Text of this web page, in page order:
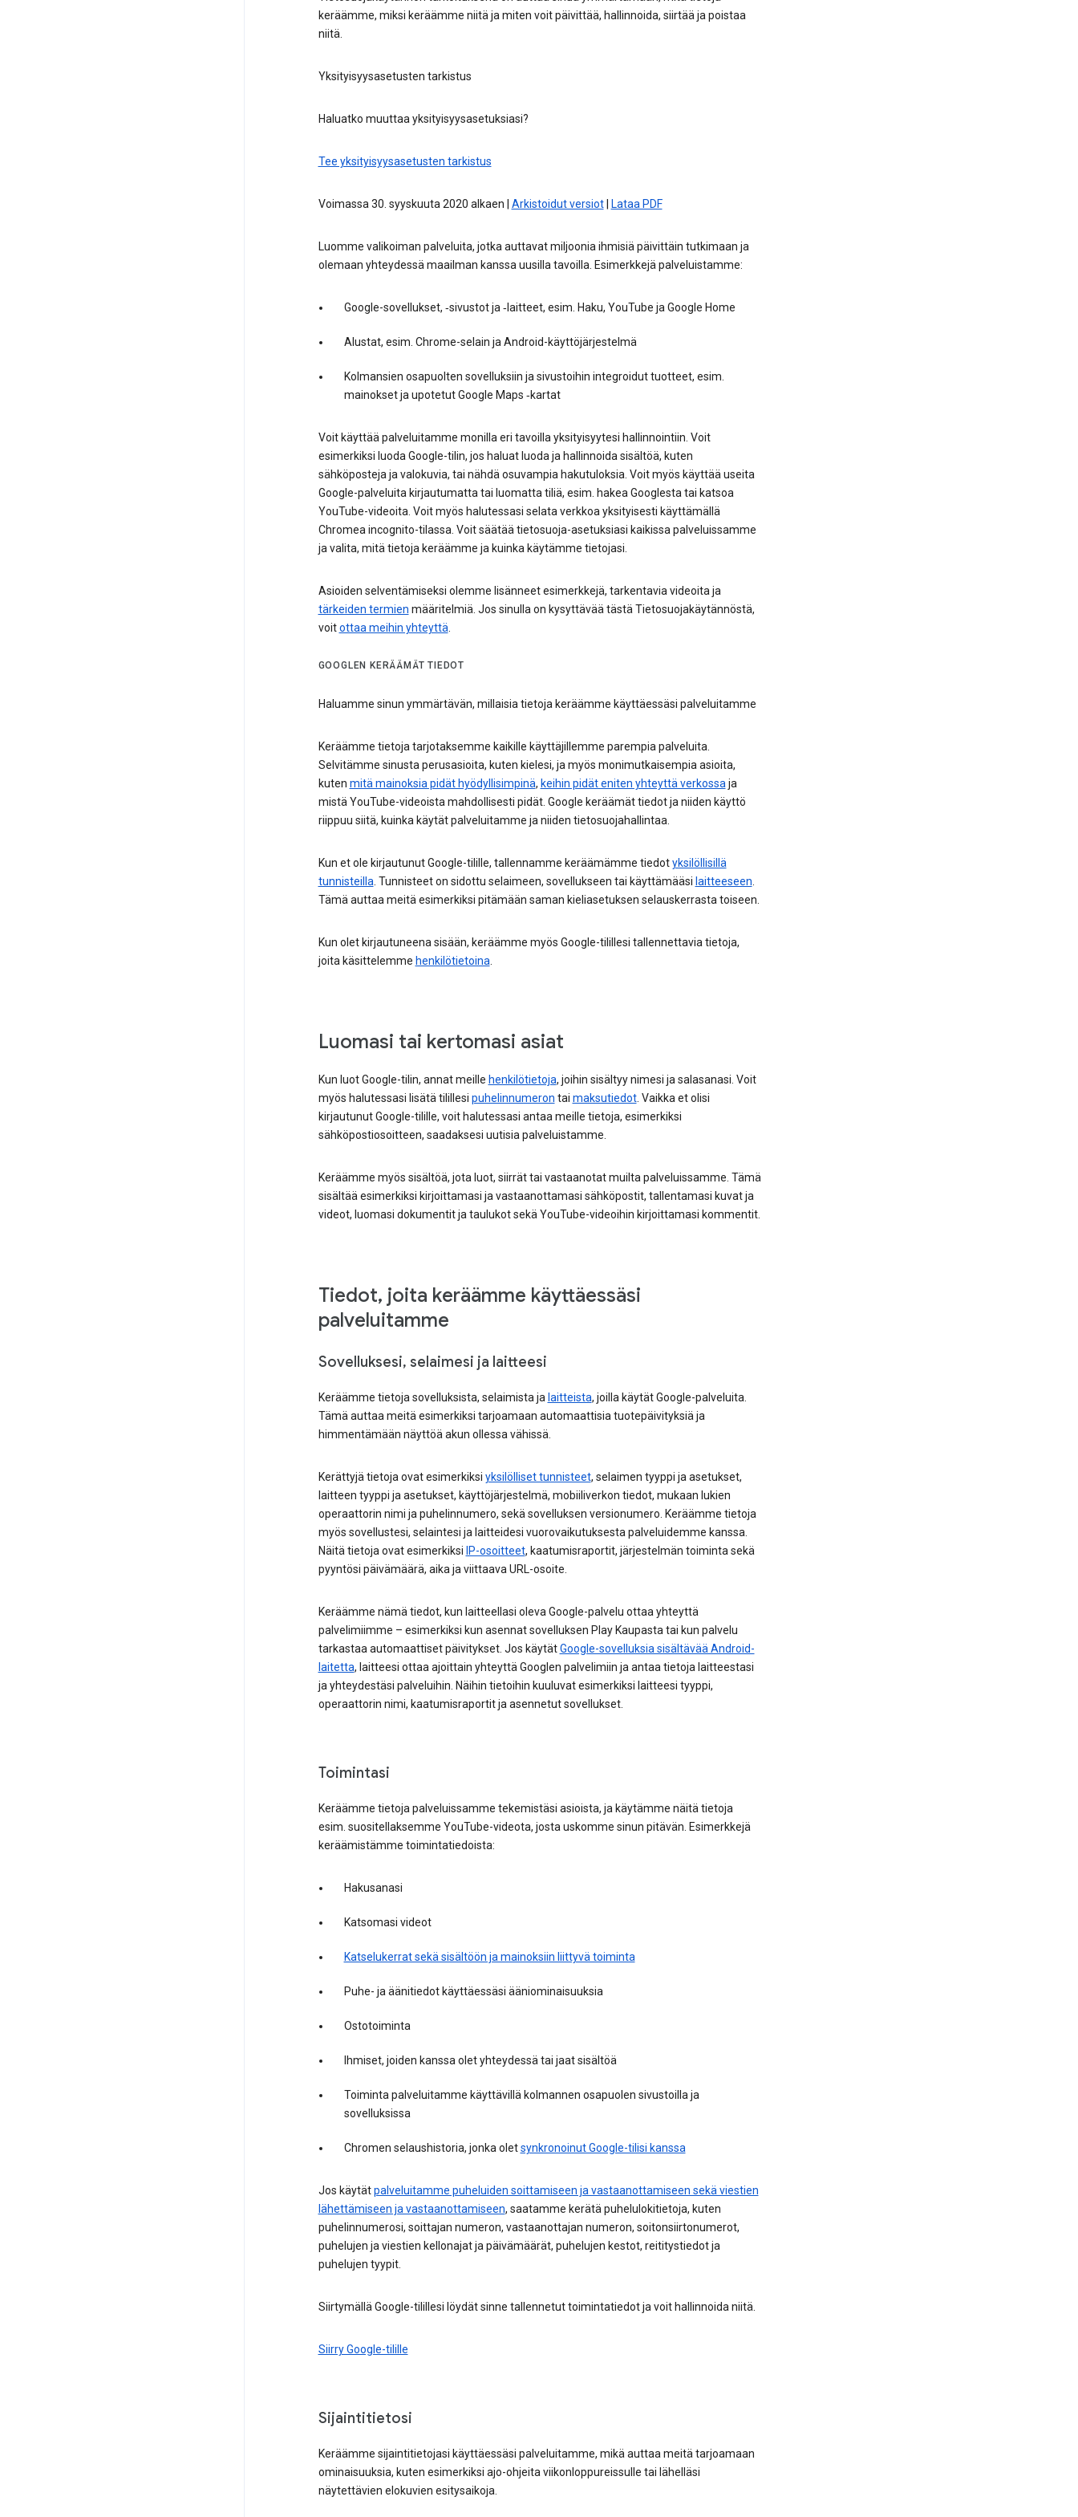
keräämme, miksi keräämme niitä ja miten voit päivittää, hallinnoida, siirtää ja poistaa
niitä.
Yksityisyysasetusten tarkistus
Haluatko muuttaa yksityisyysasetuksiasi?
Tee yksityisyysasetusten tarkistus
Voimassa 30. syyskuuta 2020 alkaen | Arkistoidut versiot| Lataa PDF
Luomme valikoiman palveluita, jotka auttavat miljoonia ihmisiä päivittäin tutkimaan ja
olemaan yhteydessä maailman kanssa uusilla tavoilla. Esimerkkejä palveluistamme:
Google-sovellukset, ‑sivustot ja ‑laitteet, esim. Haku, YouTube ja Google Home
Alustat, esim. Chrome-selain ja Android-käyttöjärjestelmä
Kolmansien osapuolten sovelluksiin ja sivustoihin integroidut tuotteet, esim.
mainokset ja upotetut Google Maps ‑kartat
Voit käyttää palveluitamme monilla eri tavoilla yksityisyytesi hallinnointiin. Voit
esimerkiksi luoda Google-tilin, jos haluat luoda ja hallinnoida sisältöä, kuten
sähköposteja ja valokuvia, tai nähdä osuvampia hakutuloksia. Voit myös käyttää useita
Google-palveluita kirjautumatta tai luomatta tiliä, esim. hakea Googlesta tai katsoa
YouTube-videoita. Voit myös halutessasi selata verkkoa yksityisesti käyttämällä
Chromea incognito-tilassa. Voit säätää tietosuoja-asetuksiasi kaikissa palveluissamme
ja valita, mitä tietoja keräämme ja kuinka käytämme tietojasi.
Asioiden selventämiseksi olemme lisänneet esimerkkejä, tarkentavia videoita ja
tärkeiden termien määritelmiä. Jos sinulla on kysyttävää tästä Tietosuojakäytännöstä,
voitottaa meihin yhteyttä.
GOOGLEN KERÄÄMÄT TIEDOT
Haluamme sinun ymmärtävän, millaisia tietoja keräämme käyttäessäsi palveluitamme
Keräämme tietoja tarjotaksemme kaikille käyttäjillemme parempia palveluita.
Selvitämme sinusta perusasioita, kuten kielesi, ja myös monimutkaisempia asioita,
kuten mitä mainoksia pidät hyödyllisimpinä, keihin pidät eniten yhteyttä verkossaja
mistä YouTube-videoista mahdollisesti pidät. Google keräämät tiedot ja niiden käyttö
riippuu siitä, kuinka käytät palveluitamme ja niiden tietosuojahallintaa.
Kun et ole kirjautunut Google-tilille, tallennamme keräämämme tiedotyksilöllisillä
tunnisteilla. Tunnisteet on sidottu selaimeen, sovellukseen tai käyttämääsi laitteeseen.
Tämä auttaa meitä esimerkiksi pitämään saman kieliasetuksen selauskerrasta toiseen.
Kun olet kirjautuneena sisään, keräämme myös Google-tilillesi tallennettavia tietoja,
joita käsittelemme henkilötietoina.
Luomasi tai kertomasi asiat
Kun luot Google-tilin, annat meille henkilötietoja, joihin sisältyy nimesi ja salasanasi. Voit
myös halutessasi lisätä tilillesi puhelinnumeron tai maksutiedot. Vaikka et olisi
kirjautunut Google-tilille, voit halutessasi antaa meille tietoja, esimerkiksi
sähköpostiosoitteen, saadaksesi uutisia palveluistamme.
Keräämme myös sisältöä, jota luot, siirrät tai vastaanotat muilta palveluissamme. Tämä
sisältää esimerkiksi kirjoittamasi ja vastaanottamasi sähköpostit, tallentamasi kuvat ja
videot, luomasi dokumentit ja taulukot sekä YouTube-videoihin kirjoittamasi kommentit.
Tiedot, joita keräämme käyttäessäsi
palveluitamme
Sovelluksesi, selaimesi ja laitteesi
Keräämme tietoja sovelluksista, selaimista ja laitteista, joilla käytät Google-palveluita.
Tämä auttaa meitä esimerkiksi tarjoamaan automaattisia tuotepäivityksiä ja
himmentämään näyttöä akun ollessa vähissä.
Kerättyjä tietoja ovat esimerkiksi yksilölliset tunnisteet, selaimen tyyppi ja asetukset,
laitteen tyyppi ja asetukset, käyttöjärjestelmä, mobiiliverkon tiedot, mukaan lukien
operaattorin nimi ja puhelinnumero, sekä sovelluksen versionumero. Keräämme tietoja
myös sovellustesi, selaintesi ja laitteidesi vuorovaikutuksesta palveluidemme kanssa.
Näitä tietoja ovat esimerkiksi IP-osoitteet, kaatumisraportit, järjestelmän toiminta sekä
pyyntösi päivämäärä, aika ja viittaava URL-osoite.
Keräämme nämä tiedot, kun laitteellasi oleva Google-palvelu ottaa yhteyttä
palvelimiimme – esimerkiksi kun asennat sovelluksen Play Kaupasta tai kun palvelu
tarkastaa automaattiset päivitykset. Jos käytätGoogle-sovelluksia sisältävää Android-
laitetta, laitteesi ottaa ajoittain yhteyttä Googlen palvelimiin ja antaa tietoja laitteestasi
ja yhteydestäsi palveluihin. Näihin tietoihin kuuluvat esimerkiksi laitteesi tyyppi,
operaattorin nimi, kaatumisraportit ja asennetut sovellukset.
Toimintasi
Keräämme tietoja palveluissamme tekemistäsi asioista, ja käytämme näitä tietoja
esim. suositellaksemme YouTube-videota, josta uskomme sinun pitävän. Esimerkkejä
keräämistämme toimintatiedoista:
Hakusanasi
Katsomasi videot
Katselukerrat sekä sisältöön ja mainoksiin liittyvä toiminta
Puhe- ja äänitiedot käyttäessäsi ääniominaisuuksia
Ostotoiminta
Ihmiset, joiden kanssa olet yhteydessä tai jaat sisältöä
Toiminta palveluitamme käyttävillä kolmannen osapuolen sivustoilla ja
sovelluksissa
Chromen selaushistoria, jonka oletsynkronoinut Google-tilisi kanssa
Jos käytätpalveluitamme puheluiden soittamiseen ja vastaanottamiseen sekä viestien
lähettämiseen ja vastaanottamiseen, saatamme kerätä puhelulokitietoja, kuten
puhelinnumerosi, soittajan numeron, vastaanottajan numeron, soitonsiirtonumerot,
puhelujen ja viestien kellonajat ja päivämäärät, puhelujen kestot, reititystiedot ja
puhelujen tyypit.
Siirtymällä Google-tilillesi löydät sinne tallennetut toimintatiedot ja voit hallinnoida niitä.
Siirry Google-tilille
Sijaintitietosi
Keräämme sijaintitietojasi käyttäessäsi palveluitamme, mikä auttaa meitä tarjoamaan
ominaisuuksia, kuten esimerkiksi ajo-ohjeita viikonloppureissulle tai lähelläsi
näytettävien elokuvien esitysaikoja.